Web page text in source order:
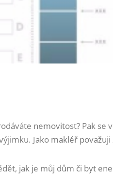
nemovitost? Pak
Jako makléř
jak je můj dům či byt